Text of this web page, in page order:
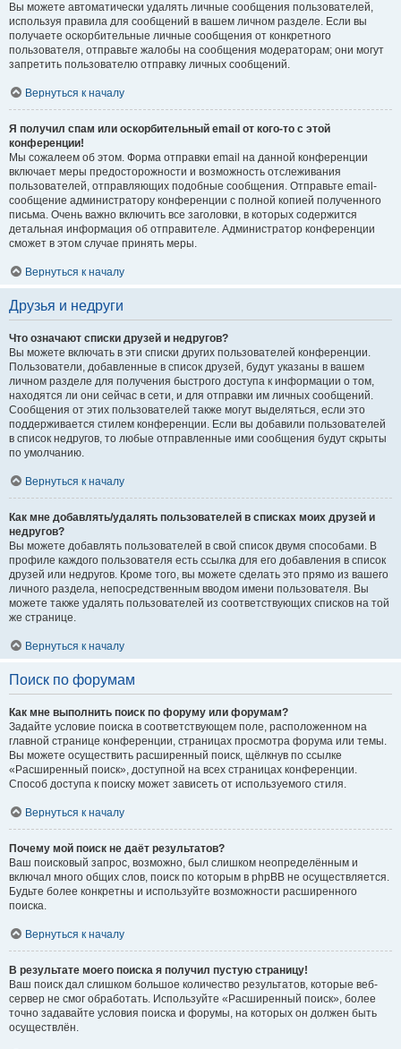
Вы можете автоматически удалять личные сообщения пользователей,
используя правила для сообщений в вашем личном разделе. Если вы
получаете оскорбительные личные сообщения от конкретного
пользователя, отправьте жалобы на сообщения модераторам; они могут
запретить пользователю отправку личных сообщений.
Вернуться к началу
Я получил спам или оскорбительный email от кого-то с этой
конференции!
Мы сожалеем об этом. Форма отправки email на данной конференции
включает меры предосторожности и возможность отслеживания
пользователей, отправляющих подобные сообщения. Отправьте email-
сообщение администратору конференции с полной копией полученного
письма. Очень важно включить все заголовки, в которых содержится
детальная информация об отправителе. Администратор конференции
сможет в этом случае принять меры.
Вернуться к началу
Друзья и недруги
Что означают списки друзей и недругов?
Вы можете включать в эти списки других пользователей конференции.
Пользователи, добавленные в список друзей, будут указаны в вашем
личном разделе для получения быстрого доступа к информации о том,
находятся ли они сейчас в сети, и для отправки им личных сообщений.
Сообщения от этих пользователей также могут выделяться, если это
поддерживается стилем конференции. Если вы добавили пользователей
в список недругов, то любые отправленные ими сообщения будут скрыты
по умолчанию.
Вернуться к началу
Как мне добавлять/удалять пользователей в списках моих друзей и
недругов?
Вы можете добавлять пользователей в свой список двумя способами. В
профиле каждого пользователя есть ссылка для его добавления в список
друзей или недругов. Кроме того, вы можете сделать это прямо из вашего
личного раздела, непосредственным вводом имени пользователя. Вы
можете также удалять пользователей из соответствующих списков на той
же странице.
Вернуться к началу
Поиск по форумам
Как мне выполнить поиск по форуму или форумам?
Задайте условие поиска в соответствующем поле, расположенном на
главной странице конференции, страницах просмотра форума или темы.
Вы можете осуществить расширенный поиск, щёлкнув по ссылке
«Расширенный поиск», доступной на всех страницах конференции.
Способ доступа к поиску может зависеть от используемого стиля.
Вернуться к началу
Почему мой поиск не даёт результатов?
Ваш поисковый запрос, возможно, был слишком неопределённым и
включал много общих слов, поиск по которым в phpBB не осуществляется.
Будьте более конкретны и используйте возможности расширенного
поиска.
Вернуться к началу
В результате моего поиска я получил пустую страницу!
Ваш поиск дал слишком большое количество результатов, которые веб-
сервер не смог обработать. Используйте «Расширенный поиск», более
точно задавайте условия поиска и форумы, на которых он должен быть
осуществлён.